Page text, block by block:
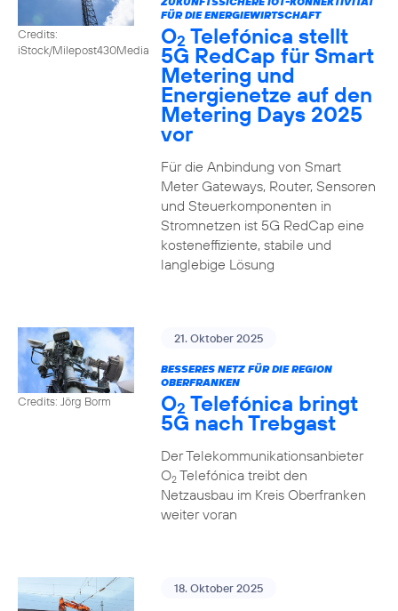
Credits:
iStock/Milepost430Media
FÜR DIE ENERGIEWIRTSCHAFT
O2 Telefónica stellt
5G RedCap für Smart
Metering und
Energienetze auf den
Metering Days 2025
vor
Für die Anbindung von Smart
Meter Gateways, Router, Sensoren
und Steuerkomponenten in
Stromnetzen ist 5G RedCap eine
kosteneffiziente, stabile und
langlebige Lösung
Credits: Jörg Borm
21. Oktober 2025
BESSERES NETZ FÜR DIE REGION
OBERFRANKEN
O2 Telefónica bringt
5G nach Trebgast
Der Telekommunikationsanbieter
O2Telefónica treibt den
Netzausbau im Kreis Oberfranken
weiter voran
18. Oktober 2025